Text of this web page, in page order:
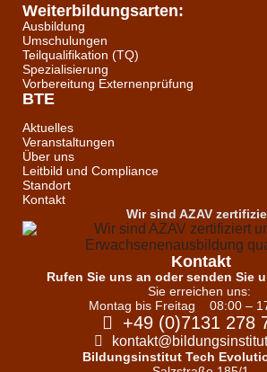
Weiterbildungsarten:
Ausbildung
Umschulungen
Teilqualifikation (TQ)
Spezialisierung
Vorbereitung Externenprüfung
BTE
Aktuelles
Veranstaltungen
Über uns
Leitbild und Compliance
Standort
Kontakt
Wir sind AZAV
Kontakt
Rufen Sie uns an oder senden Sie
Sie erreichen uns:
Montag bis Freitag 08:00 –
+49 (0)7131 278
Bildungsinstitut Tech